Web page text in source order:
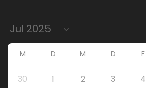
M D M D F
30 1 2 3 4